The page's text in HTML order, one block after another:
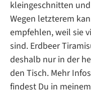
kleingeschnitten
Wegen letzterem
empfehlen, weil sie
sind. Erdbeer
deshalb nur in der
den Tisch. Mehr
findest Du in